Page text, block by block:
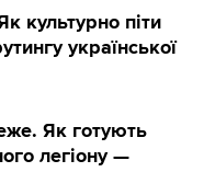
культурно піти
української
Як готують
легіону —